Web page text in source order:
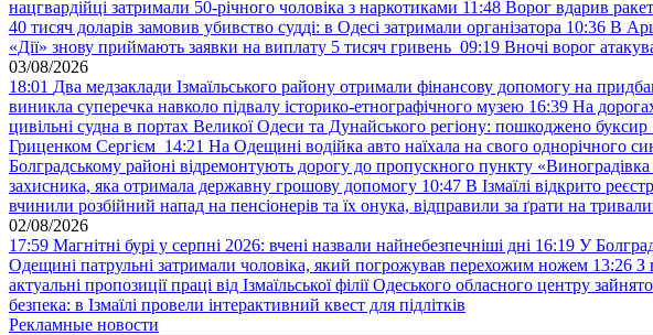
нацгвардійці затримали 50-річного чоловіка з наркотиками 11:48 Ворог вдарив
40 тисяч доларів замовив убивство судді: в Одесі затримали організатора 10:36 В
«Дії» знову приймають заявки на виплату 5 тисяч гривень 09:19 Вночі ворог
03/08/2026
18:01 Два медзаклади Ізмаїльського району отримали фінансову допомогу на
виникла суперечка навколо підвалу історико-етнографічного музею 16:39 На
цивільні судна в портах Великої Одеси та Дунайського регіону: пошкоджено буксир
Гриценком Сергієм 14:21 На Одещині водійка авто наїхала на свого однорічного
Болградському районі відремонтують дорогу до пропускного пункту
захисника, яка отримала державну грошову допомогу 10:47 В Ізмаїлі відкрито
вчинили розбійний напад на пенсіонерів та їх онука, відправили за ґрати на
02/08/2026
17:59 Магнітні бурі у серпні 2026: вчені назвали найнебезпечніші дні 16:19 У
Одещині патрульні затримали чоловіка, який погрожував перехожим ножем 13:26 З
актуальні пропозиції праці від Ізмаїльської філії Одеського обласного центру
безпека: в Ізмаїлі провели інтерактивний квест для підлітків
Рекламные новости